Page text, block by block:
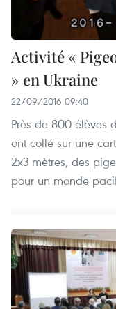
Activité «
» en Ukraine
22/09/2016 09:40
Près de 800 élèves
ont collé sur une
2x3 mètres, des
pour un monde